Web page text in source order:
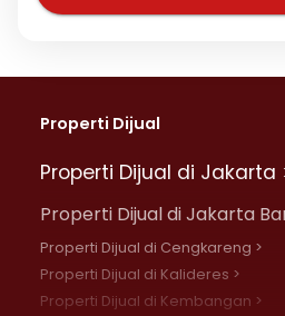
Properti Dijual
Properti Dijual di Jakarta
Properti Dijual di Jakarta
Properti Dijual di Cengkareng >
Properti Dijual di Kalideres >
Properti Dijual di Kembangan >